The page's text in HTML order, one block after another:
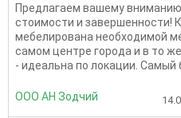
Предлагаем вашему
стоимости и завершенности!
мебелирована необходимой
самом центре города и в то
- идеальна по локации. Самый
ООО АН Зодчий